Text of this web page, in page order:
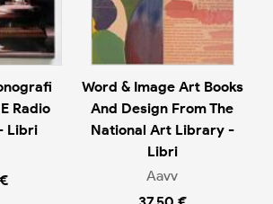
Radio
Libri
Word & Image Art Books
And Design From The
National Art Library -
Libri
Aavv